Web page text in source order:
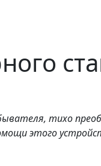
тихо
этого